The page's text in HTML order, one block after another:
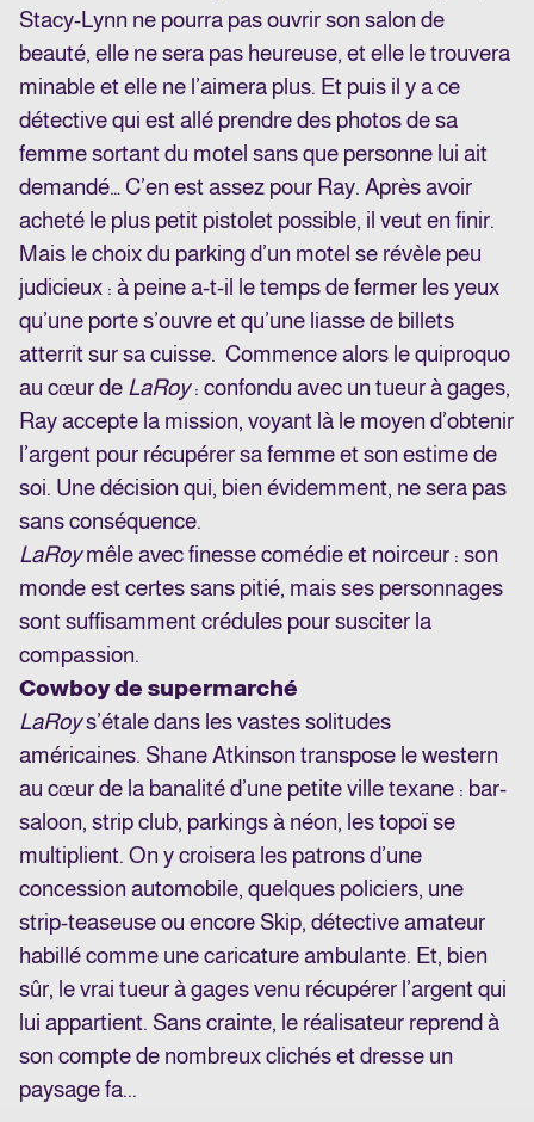
Stacy-Lynn ne pourra pas ouvrir son salon de
beauté, elle ne sera pas heureuse, et elle le trouvera
minable et elle ne l’aimera plus. Et puis il y a ce
détective qui est allé prendre des photos de sa
femme sortant du motel sans que personne lui ait
demandé… C’en est assez pour Ray. Après avoir
acheté le plus petit pistolet possible, il veut en finir.
Mais le choix du parking d’un motel se révèle peu
judicieux : à peine a-t-il le temps de fermer les yeux
qu’une porte s’ouvre et qu’une liasse de billets
atterrit sur sa cuisse. Commence alors le quiproquo
au cœur de LaRoy: confondu avec un tueur à gages,
Ray accepte la mission, voyant là le moyen d’obtenir
l’argent pour récupérer sa femme et son estime de
soi. Une décision qui, bien évidemment, ne sera pas
sans conséquence.
LaRoymêle avec finesse comédie et noirceur : son
monde est certes sans pitié, mais ses personnages
sont suffisamment crédules pour susciter la
compassion.
Cowboy de supermarché
LaRoys’étale dans les vastes solitudes
américaines. Shane Atkinson transpose le western
au cœur de la banalité d’une petite ville texane : bar-
saloon, strip club, parkings à néon, les topoï se
multiplient. On y croisera les patrons d’une
concession automobile, quelques policiers, une
strip-teaseuse ou encore Skip, détective amateur
habillé comme une caricature ambulante. Et, bien
sûr, le vrai tueur à gages venu récupérer l’argent qui
lui appartient. Sans crainte, le réalisateur reprend à
son compte de nombreux clichés et dresse un
paysage fa...